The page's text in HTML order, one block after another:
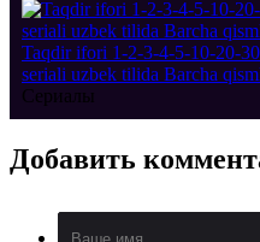
Taqdir ifori 1-2-3-4-5-10-20-
seriali uzbek tilida Barcha
Сериалы
Добавить